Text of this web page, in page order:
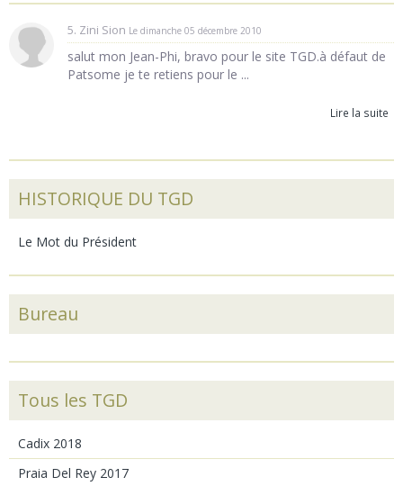
5. Zini Sion Le dimanche 05 décembre 2010
salut mon Jean-Phi, bravo pour le site TGD.à défaut de
Patsome je te retiens pour le ...
Lire la suite
HISTORIQUE DU TGD
Le Mot du Président
Bureau
Tous les TGD
Cadix 2018
Praia Del Rey 2017